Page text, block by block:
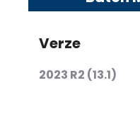
Verze
2023 R2 (13.1)